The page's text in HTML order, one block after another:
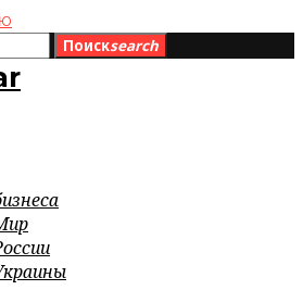
Поискsearch